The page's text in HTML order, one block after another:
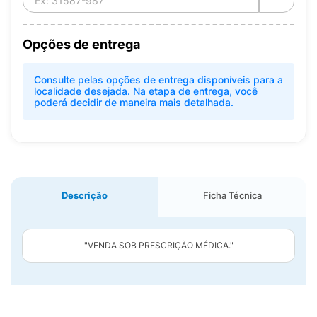
Opções de entrega
Consulte pelas opções de entrega disponíveis para a
localidade desejada. Na etapa de entrega, você
poderá decidir de maneira mais detalhada.
Descrição Ficha Técnica
"VENDA SOB PRESCRIÇÃO MÉDICA."